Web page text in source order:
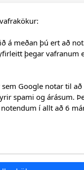
á meðan þú ert að
þegar vafranum
Google notar til að
spami og árásum.
í allt að 6